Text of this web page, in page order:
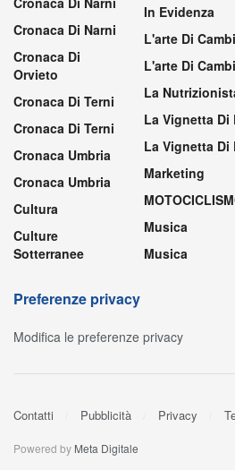
Cronaca Di Narni
Cronaca Di
Orvieto
Cronaca Di Terni
Cronaca Di Terni
Cronaca Umbria
Cronaca Umbria
Cultura
Culture
Sotterranee
In Evidenza
L'arte Di
L'arte Di
La
La Vignetta Di
La Vignetta Di
Marketing
Musica
Musica
Preferenze privacy
Modifica le preferenze privacy
Contatti Pubblicità Privacy
Powered by Meta Digitale